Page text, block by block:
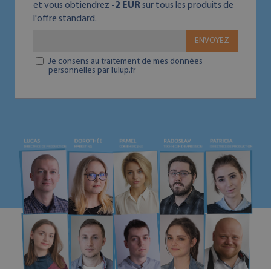
et vous obtiendrez -2 EUR sur tous les produits de
l'offre standard.
ENVOYEZ
Je consens au traitement de mes données
personnelles par Tulup.fr